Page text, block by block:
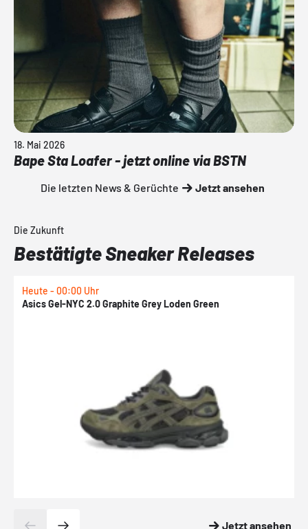
18. Mai 2026
Bape Sta Loafer - jetzt online via BSTN
Die letzten News & Gerüchte Jetzt ansehen
Die Zukunft
Bestätigte Sneaker Releases
Heute - 00:00 Uhr
Asics Gel-NYC 2.0 Graphite Grey Loden Green
Jetzt ansehen